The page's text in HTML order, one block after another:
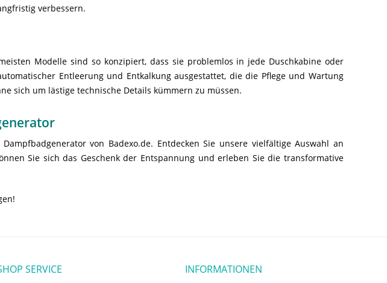
verbessern.
Modelle sind so konzipiert, dass sie problemlos in jede Duschkabine oder
Entleerung und Entkalkung ausgestattet, die die Pflege und Wartung
sich um lästige technische Details kümmern zu müssen.
von Badexo.de. Entdecken Sie unsere vielfältige Auswahl an
Sie sich das Geschenk der Entspannung und erleben Sie die transformative
SERVICE INFORMATIONEN